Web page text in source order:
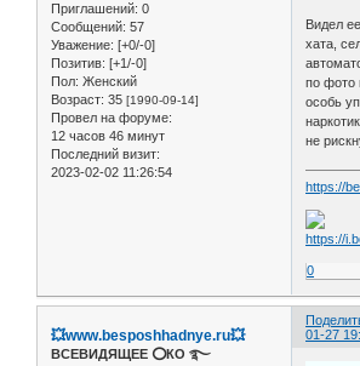
Приглашений: 0
Сообщений: 57
Уважение: [+0/-0]
Позитив: [+1/-0]
Пол: Женский
Возраст: 35 [1990-09-14]
Провел на форуме:
12 часов 46 минут
Последний визит:
2023-02-02 11:26:54
Видел
хата,
по фото
особь
не
https://
0
01-27
💥www.besposhhadnye.ru💥
ВСЕВИДЯЩЕЕ ⭕️КО ࿐